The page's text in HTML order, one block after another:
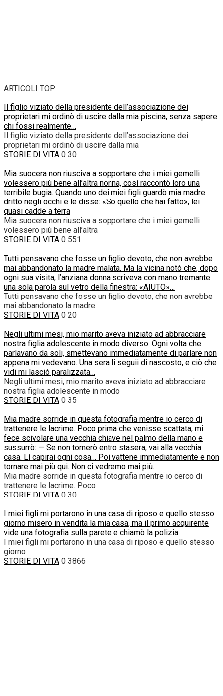
ARTICOLI TOP
Il figlio viziato della presidente dell’associazione dei
proprietari mi ordinò di uscire dalla mia piscina, senza sapere
chi fossi realmente…
Il figlio viziato della presidente dell’associazione dei
proprietari mi ordinò di uscire dalla mia
STORIE DI VITA 0 30
Mia suocera non riusciva a sopportare che i miei gemelli
volessero più bene all’altra nonna, così raccontò loro una
terribile bugia. Quando uno dei miei figli guardò mia madre
dritto negli occhi e le disse: «So quello che hai fatto», lei
quasi cadde a terra
Mia suocera non riusciva a sopportare che i miei gemelli
volessero più bene all’altra
STORIE DI VITA 0 551
Tutti pensavano che fosse un figlio devoto, che non avrebbe
mai abbandonato la madre malata. Ma la vicina notò che, dopo
ogni sua visita, l’anziana donna scriveva con mano tremante
una sola parola sul vetro della finestra: «AIUTO»…
Tutti pensavano che fosse un figlio devoto, che non avrebbe
mai abbandonato la madre
STORIE DI VITA 0 20
Negli ultimi mesi, mio marito aveva iniziato ad abbracciare
nostra figlia adolescente in modo diverso. Ogni volta che
parlavano da soli, smettevano immediatamente di parlare non
appena mi vedevano. Una sera li seguii di nascosto, e ciò che
vidi mi lasciò paralizzata…
Negli ultimi mesi, mio marito aveva iniziato ad abbracciare
nostra figlia adolescente in modo
STORIE DI VITA 0 35
Mia madre sorride in questa fotografia mentre io cerco di
trattenere le lacrime. Poco prima che venisse scattata, mi
fece scivolare una vecchia chiave nel palmo della mano e
sussurrò: — Se non tornerò entro stasera, vai alla vecchia
casa. Lì capirai ogni cosa… Poi vattene immediatamente e non
tornare mai più qui. Non ci vedremo mai più.
Mia madre sorride in questa fotografia mentre io cerco di
trattenere le lacrime. Poco
STORIE DI VITA 0 30
I miei figli mi portarono in una casa di riposo e quello stesso
giorno misero in vendita la mia casa, ma il primo acquirente
vide una fotografia sulla parete e chiamò la polizia
I miei figli mi portarono in una casa di riposo e quello stesso
giorno
STORIE DI VITA 0 3866